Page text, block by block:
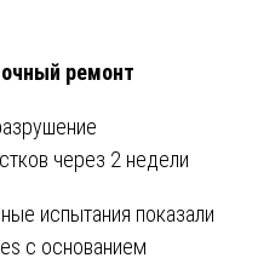
ремонт
через 2 недели
испытания показали
с основанием